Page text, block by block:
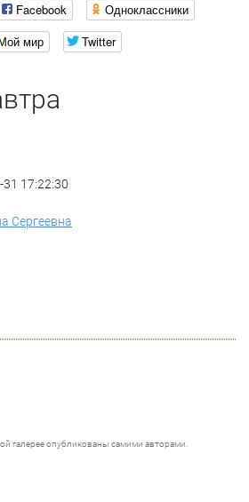
Facebook
Одноклассники
мир
Twitter
17:22:30
Сергеевна
галерее опубликованы самими авторами.